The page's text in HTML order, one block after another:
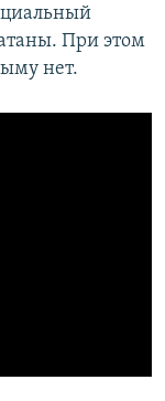
При этом
нет.